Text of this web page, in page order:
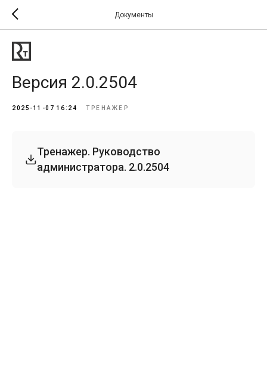
Документы
Версия 2.0.2504
2025-11-07 16:24 ТРЕНАЖЕР
Тренажер. Руководство
администратора. 2.0.2504